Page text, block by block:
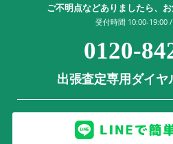
ご不明点などありましたら、
受付時間 10:00-19:00
0120-
出張査定専用ダイヤ